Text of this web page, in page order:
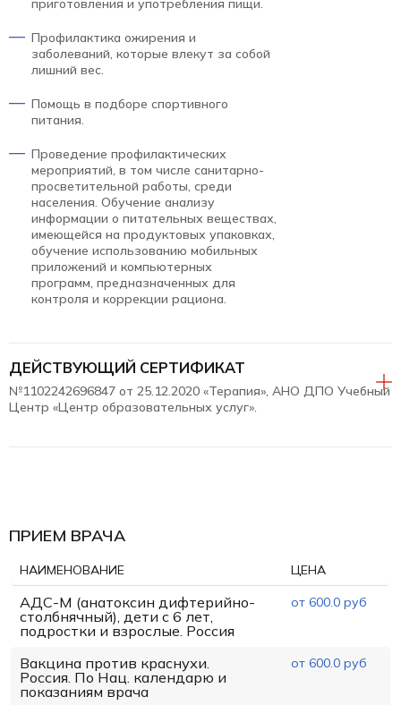
Профилактика ожирения и
заболеваний, которые влекут за собой
лишний вес.
Помощь в подборе спортивного
питания.
Проведение профилактических
мероприятий, в том числе санитарно-
просветительной работы, среди
населения. Обучение анализу
информации о питательных веществах,
имеющейся на продуктовых упаковках,
обучение использованию мобильных
приложений и компьютерных
программ, предназначенных для
контроля и коррекции рациона.
ДЕЙСТВУЮЩИЙ СЕРТИФИКАТ
№1102242696847 от 25.12.2020 «Терапия», АНО ДПО Учебный
Центр «Центр образовательных услуг».
ПРИЕМ ВРАЧА
НАИМЕНОВАНИЕ ЦЕНА
АДС-М (анатоксин дифтерийно-
столбнячный), дети с 6 лет,
подростки и взрослые. Россия
от 600.0 руб
Вакцина против краснухи.
Россия. По Нац. календарю и
показаниям врача
от 600.0 руб